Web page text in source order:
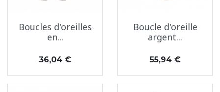
Boucles d'oreilles
en...
Prix
36,04 €
Boucle d'oreille
argent...
Prix
55,94 €